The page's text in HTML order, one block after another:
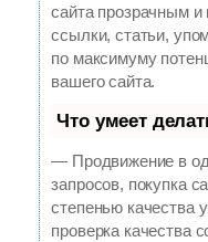
сайта прозрачным
ссылки, статьи,
по максимуму
вашего сайта.
Что умеет
— Продвижение в
запросов, покупка
степенью
проверка качества